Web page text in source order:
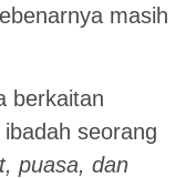
masih
berkaitan
seorang
puasa, dan